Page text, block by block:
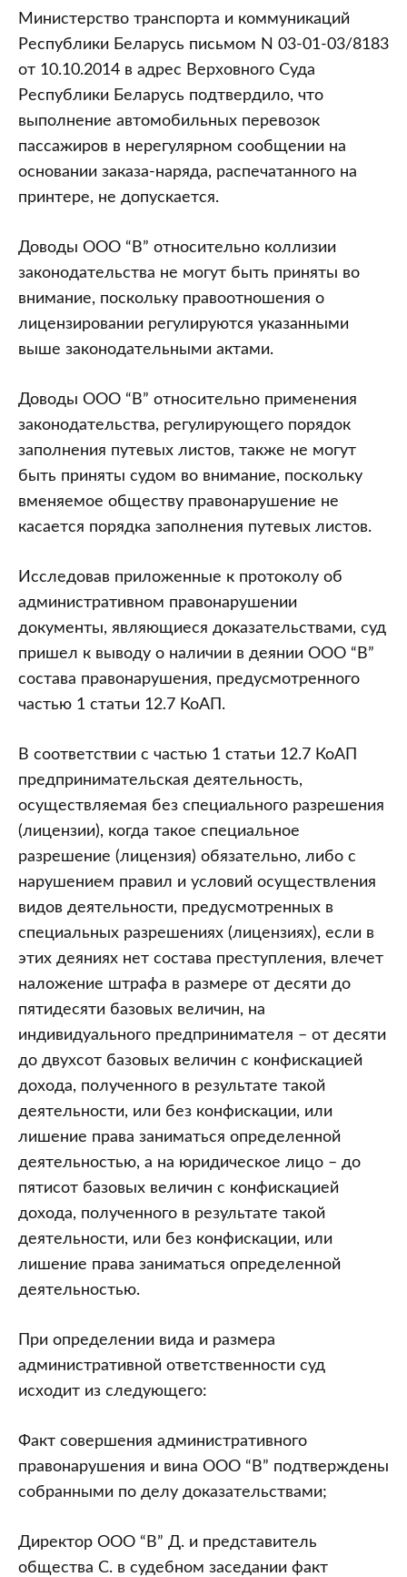
Министерство транспорта и коммуникаций
Республики Беларусь письмом N 03-01-03/8183
от 10.10.2014 в адрес Верховного Суда
Республики Беларусь подтвердило, что
выполнение автомобильных перевозок
пассажиров в нерегулярном сообщении на
основании заказа-наряда, распечатанного на
принтере, не допускается.
Доводы ООО “В” относительно коллизии
законодательства не могут быть приняты во
внимание, поскольку правоотношения о
лицензировании регулируются указанными
выше законодательными актами.
Доводы ООО “В” относительно применения
законодательства, регулирующего порядок
заполнения путевых листов, также не могут
быть приняты судом во внимание, поскольку
вменяемое обществу правонарушение не
касается порядка заполнения путевых листов.
Исследовав приложенные к протоколу об
административном правонарушении
документы, являющиеся доказательствами, суд
пришел к выводу о наличии в деянии ООО “В”
состава правонарушения, предусмотренного
частью 1 статьи 12.7 КоАП.
В соответствии с частью 1 статьи 12.7 КоАП
предпринимательская деятельность,
осуществляемая без специального разрешения
(лицензии), когда такое специальное
разрешение (лицензия) обязательно, либо с
нарушением правил и условий осуществления
видов деятельности, предусмотренных в
специальных разрешениях (лицензиях), если в
этих деяниях нет состава преступления, влечет
наложение штрафа в размере от десяти до
пятидесяти базовых величин, на
индивидуального предпринимателя – от десяти
до двухсот базовых величин с конфискацией
дохода, полученного в результате такой
деятельности, или без конфискации, или
лишение права заниматься определенной
деятельностью, а на юридическое лицо – до
пятисот базовых величин с конфискацией
дохода, полученного в результате такой
деятельности, или без конфискации, или
лишение права заниматься определенной
деятельностью.
При определении вида и размера
административной ответственности суд
исходит из следующего:
Факт совершения административного
правонарушения и вина ООО “В” подтверждены
собранными по делу доказательствами;
Директор ООО “В” Д. и представитель
общества С. в судебном заседании факт